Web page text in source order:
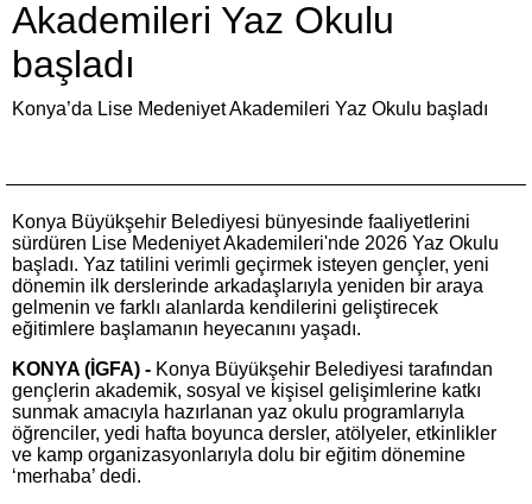
Akademileri Yaz Okulu
başladı
Konya’da Lise Medeniyet Akademileri Yaz Okulu başladı
Konya Büyükşehir Belediyesi bünyesinde faaliyetlerini
sürdüren Lise Medeniyet Akademileri'nde 2026 Yaz Okulu
başladı. Yaz tatilini verimli geçirmek isteyen gençler, yeni
dönemin ilk derslerinde arkadaşlarıyla yeniden bir araya
gelmenin ve farklı alanlarda kendilerini geliştirecek
eğitimlere başlamanın heyecanını yaşadı.
KONYA (İGFA) - Konya Büyükşehir Belediyesi tarafından
gençlerin akademik, sosyal ve kişisel gelişimlerine katkı
sunmak amacıyla hazırlanan yaz okulu programlarıyla
öğrenciler, yedi hafta boyunca dersler, atölyeler, etkinlikler
ve kamp organizasyonlarıyla dolu bir eğitim dönemine
‘merhaba’ dedi.